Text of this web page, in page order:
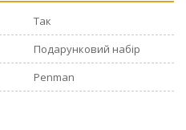
Так
Подарунковий набір
Penman